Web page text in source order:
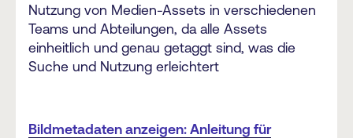
Nutzung von Medien-Assets in verschiedenen
Teams und Abteilungen, da alle Assets
einheitlich und genau getaggt sind, was die
Suche und Nutzung erleichtert
Bildmetadaten anzeigen: Anleitung für